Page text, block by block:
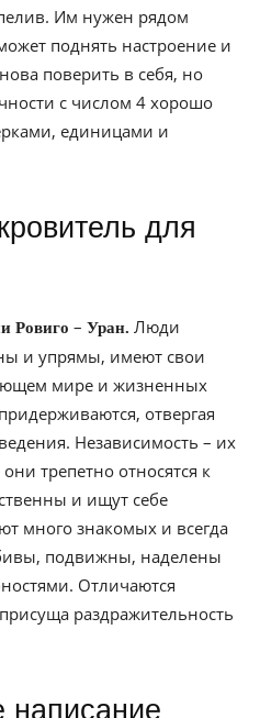
Им нужен рядом
поднять настроение и
поверить в себя, но
с числом 4 хорошо
единицами и
Ровиго – Уран. Люди
и упрямы, имеют свои
мире и жизненных
отвергая
Независимость – их
трепетно относятся к
и ищут себе
много знакомых и всегда
подвижны, наделены
Отличаются
раздражительность